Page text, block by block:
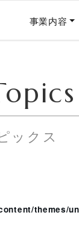
事業内容
ックス
themes/